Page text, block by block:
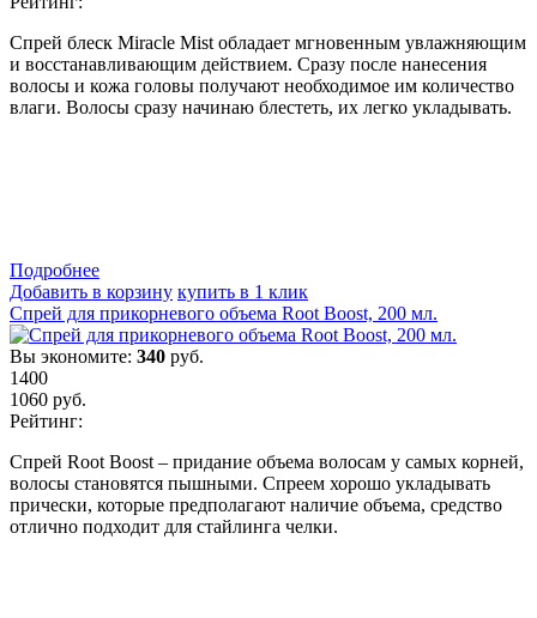
Спрей блеск Miracle Mist обладает мгновенным увлажняющим
и восстанавливающим действием. Сразу после нанесения
волосы и кожа головы получают необходимое им количество
влаги. Волосы сразу начинаю блестеть, их легко укладывать.
Подробнеe
Добавить в корзину купить в 1 клик
Спрей для прикорневого объема Root Boost, 200 мл.
Вы экономите: 340 руб.
1400
1060 руб.
Рейтинг:
Спрей Root Boost – придание объема волосам у самых корней,
волосы становятся пышными. Спреем хорошо укладывать
прически, которые предполагают наличие объема, средство
отлично подходит для стайлинга челки.